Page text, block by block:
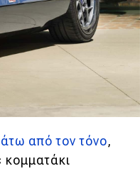
από τον τόνο,